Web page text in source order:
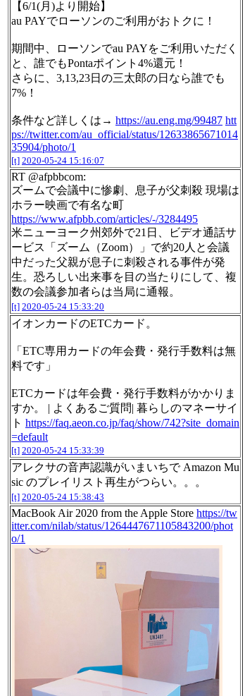
【6/1(月)より開始】
au PAYでローソンのご利用がおトクに！
期間中、ローソンでau PAYをご利用いただく
と、誰でもPontaポイント4%還元！
さらに、3,13,23日の三太郎の日なら誰でも
7%！
条件など詳しくは→ https://au.eng.mg/99487 htt
ps://twitter.com/au_official/status/12633865671014
35904/photo/1
[t] 2020-05-24 15:16:07
RT @afpbbcom:
ズームで会議中に惨劇、息子が父刺殺 現場は
ホラー映画で有名な町
https://www.afpbb.com/articles/-/3284495
米ニューヨーク州郊外で21日、ビデオ通話サ
ービス「ズーム（Zoom）」で約20人と会議
中だった父親が息子に刺殺される事件が発
生。恐ろしい出来事を目の当たりにして、複
数の会議参加者らは当局に通報。
[t] 2020-05-24 15:33:20
イオンカードのETCカード。
「ETC専用カードの年会費・発行手数料は無
料です」
ETCカードは年会費・発行手数料がかかりま
すか。 | よくあるご質問| 暮らしのマネーサイ
ト https://faq.aeon.co.jp/faq/show/742?site_domain
=default
[t] 2020-05-24 15:33:39
アレクサの音声認識がいまいちで Amazon Mu
sic のプレイリスト再生がつらい。。。
[t] 2020-05-24 15:38:43
MacBook Air 2020 from the Apple Store https://tw
itter.com/nilab/status/1264447671105843200/phot
o/1